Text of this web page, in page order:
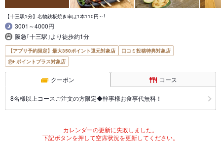
【十三駅1分】名物鉄板焼き串は1本110円～!
3001～4000円
阪急｢十三駅｣より徒歩約1分
【アプリ予約限定】最大350ポイント還元対象店
口コミ投稿特典対象店
ポイントプラス対象店
クーポン コース
8名様以上コースご注文の方限定◆幹事様お食事代無料！
カレンダーの更新に失敗しました。
下記ボタンを押して空席状況を更新してください。